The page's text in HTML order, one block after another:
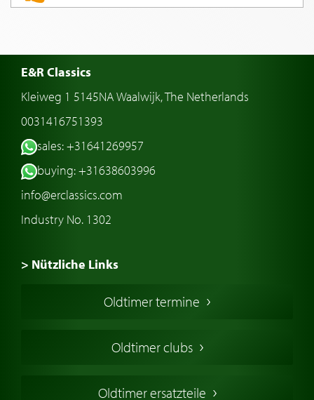
E&R Classics
Kleiweg 1 5145NA Waalwijk, The Netherlands
0031416751393
sales: +31641269957
buying: +31638603996
info@erclassics.com
Industry No. 1302
> Nützliche Links
Oldtimers in Europa
Englische Oldtimer
Oldtimer termine
Oldtimer clubs
Oldtimer ersatzteile